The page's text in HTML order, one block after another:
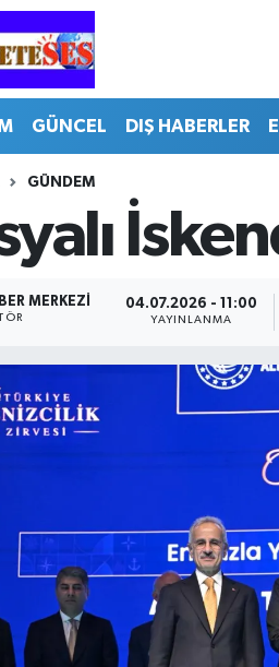
GÜNCEL DIŞ HABERLER
GÜNDEM
MERKEZI 04.07.2026 - 11:00
YAYINLANMA